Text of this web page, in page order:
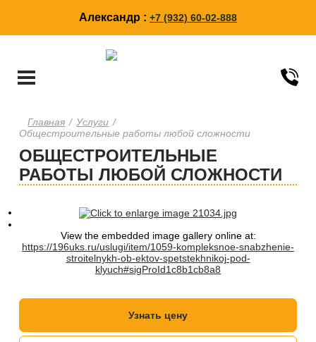
Александр : +7 (932) 60-02-888
Главная / Услуги /
Общестроительные работы любой сложности
ОБЩЕСТРОИТЕЛЬНЫЕ
РАБОТЫ ЛЮБОЙ СЛОЖНОСТИ
View the embedded image gallery online at:
https://196uks.ru/uslugi/item/1059-kompleksnoe-snabzhenie-
stroitelnykh-ob-ektov-spetstekhnikoj-pod-
klyuch#sigProId1c8b1cb8a8
Узнать цену